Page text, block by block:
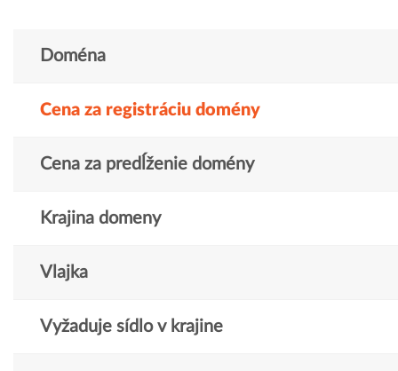
Doména
Cena za registráciu domény
Cena za predĺženie domény
Krajina domeny
Vlajka
Vyžaduje sídlo v krajine